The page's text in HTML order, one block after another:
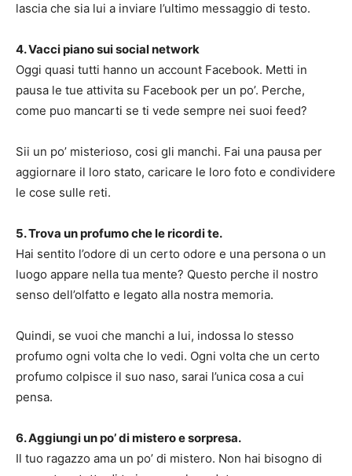
lascia che sia lui a inviare l’ultimo messaggio di testo.
4. Vacci piano sui social network
Oggi quasi tutti hanno un account Facebook. Metti in
pausa le tue attivita su Facebook per un po’. Perche,
come puo mancarti se ti vede sempre nei suoi feed?
Sii un po’ misterioso, cosi gli manchi. Fai una pausa per
aggiornare il loro stato, caricare le loro foto e condividere
le cose sulle reti.
5. Trova un profumo che le ricordi te.
Hai sentito l’odore di un certo odore e una persona o un
luogo appare nella tua mente? Questo perche il nostro
senso dell’olfatto e legato alla nostra memoria.
Quindi, se vuoi che manchi a lui, indossa lo stesso
profumo ogni volta che lo vedi. Ogni volta che un certo
profumo colpisce il suo naso, sarai l’unica cosa a cui
pensa.
6. Aggiungi un po’ di mistero e sorpresa.
Il tuo ragazzo ama un po’ di mistero. Non hai bisogno di